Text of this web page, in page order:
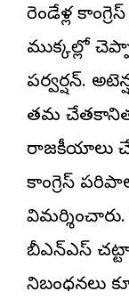
రెండేళ్ల
ముక్కల్లో
పర్వర్షన్.
తమ
రాజకీయాలు
కాంగ్రెస్
విమర్శించారు.
బీఎన్‌ఎస్‌
నిబంధనలు